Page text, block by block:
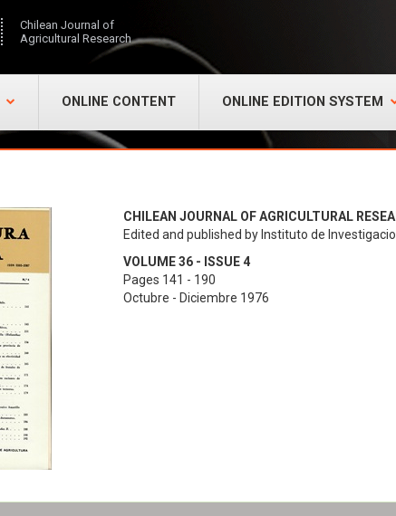
Chilean Journal of
Agricultural Research
ONLINE CONTENT ONLINE EDITION SYSTEM
CHILEAN JOURNAL OF AGRICULTURAL
Edited and published by Instituto de
VOLUME 36 - ISSUE 4
Pages 141 - 190
Octubre - Diciembre 1976